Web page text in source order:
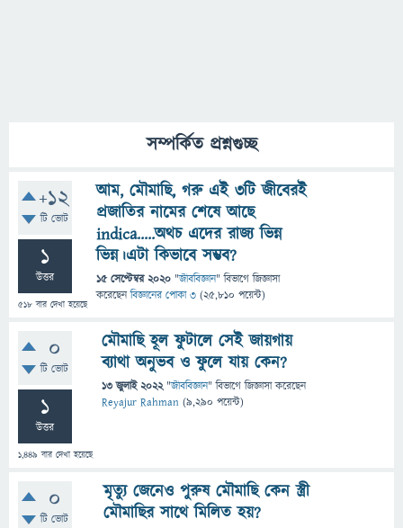
সম্পর্কিত প্রশ্নগুচ্ছ
+12
টি ভোট
1
উত্তর
518 বার দেখা হয়েছে
আম, মৌমাছি, গরু এই ৩টি জীবেরই
প্রজাতির নামের শেষে আছে
indica.....অথচ এদের রাজ্য ভিন্ন
ভিন্ন।এটা কিভাবে সম্ভব?
15 সেপ্টেম্বর 2020 "জীববিজ্ঞান" বিভাগে জিজ্ঞাসা
করেছেনবিজ্ঞানের পোকা ৩ (25,810 পয়েন্ট)
0
টি ভোট
1
উত্তর
1,449 বার দেখা হয়েছে
মৌমাছি হূল ফুটালে সেই জায়গায়
ব্যাথা অনুভব ও ফুলে যায় কেন?
13 জুলাই 2022 "জীববিজ্ঞান" বিভাগে জিজ্ঞাসাকরেছেন
Reyajur Rahman (9,290 পয়েন্ট)
0
টি ভোট
মৃত্যু জেনেও পুরুষ মৌমাছি কেন স্ত্রী
মৌমাছির সাথে মিলিত হয়?